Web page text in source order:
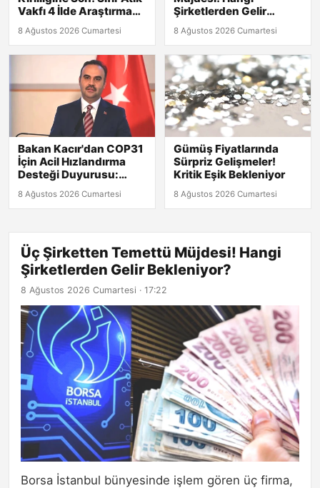
Vakfı 4 İlde Araştırma
8 Ağustos 2026 Cumartesi
Şirketlerden Gelir
8 Ağustos 2026 Cumartesi
Bakan Kacır'dan COP31
İçin Acil Hızlandırma
Desteği Duyurusu:
Ağustos!
8 Ağustos 2026 Cumartesi
Gümüş Fiyatlarında
Sürpriz Gelişmeler!
Kritik Eşik Bekleniyor
8 Ağustos 2026 Cumartesi
Üç Şirketten Temettü Müjdesi! Hangi
Şirketlerden Gelir Bekleniyor?
8 Ağustos 2026 Cumartesi · 17:22
Borsa İstanbul bünyesinde işlem gören üç firma,